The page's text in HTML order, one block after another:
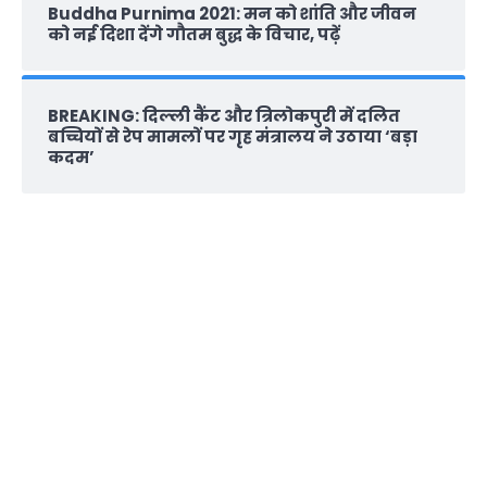
Buddha Purnima 2021: मन को शांति और जीवन
को नई दिशा देंगे गौतम बुद्ध के विचार, पढ़ें
BREAKING: दिल्‍ली कैंट और त्रिलोकपुरी में दलित
बच्चियों से रेप मामलों पर गृह मंत्रालय ने उठाया ‘बड़ा
कदम’